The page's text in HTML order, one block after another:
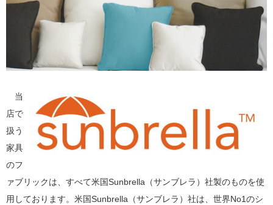
当
店で
扱う
家具
のフ
ァブリックは、すべて米国Sunbrella（サンブレラ）社製のものを使
用しております。米国Sunbrella（サンブレラ）社は、世界No1のシ